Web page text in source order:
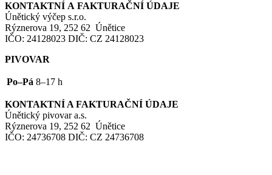
KONTAKTNÍ A FAKTURAČNÍ ÚDAJE
Únětický výčep s.r.o.
Rýznerova 19, 252 62 Únětice
IČO: 24128023 DIČ: CZ 24128023
PIVOVAR
Po–Pá 8–17 h
KONTAKTNÍ A FAKTURAČNÍ ÚDAJE
Únětický pivovar a.s.
Rýznerova 19, 252 62 Únětice
IČO: 24736708 DIČ: CZ 24736708